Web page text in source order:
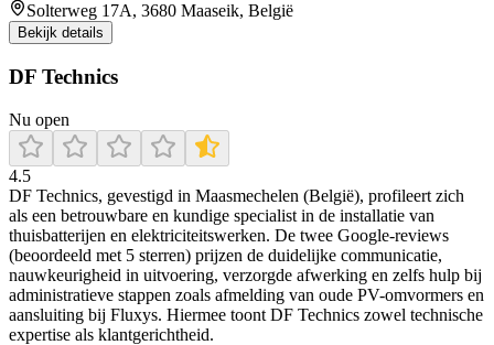
Solterweg 17A, 3680 Maaseik, België
Bekijk details
DF Technics
Nu open
4.5
DF Technics, gevestigd in Maasmechelen (België), profileert zich
als een betrouwbare en kundige specialist in de installatie van
thuisbatterijen en elektriciteitswerken. De twee Google-reviews
(beoordeeld met 5 sterren) prijzen de duidelijke communicatie,
nauwkeurigheid in uitvoering, verzorgde afwerking en zelfs hulp bij
administratieve stappen zoals afmelding van oude PV-omvormers en
aansluiting bij Fluxys. Hiermee toont DF Technics zowel technische
expertise als klantgerichtheid.